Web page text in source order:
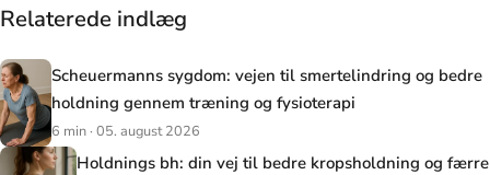
Relaterede indlæg
Scheuermanns sygdom: vejen til smertelindring og bedre
holdning gennem træning og fysioterapi
6 min · 05. august 2026
Holdnings bh: din vej til bedre kropsholdning og færre